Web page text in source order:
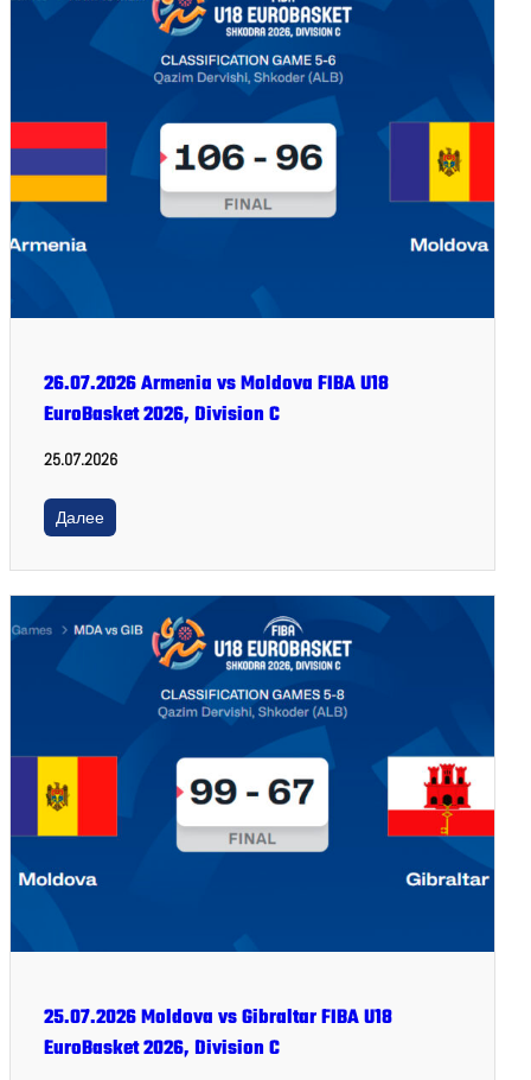
26.07.2026 Armenia vs Moldova FIBA U18
EuroBasket 2026, Division C
25.07.2026
Далее
25.07.2026 Moldova vs Gibraltar FIBA U18
EuroBasket 2026, Division C